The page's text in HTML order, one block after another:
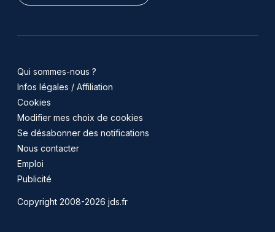
Qui sommes-nous ?
Infos légales / Affiliation
Cookies
Modifier mes choix de cookies
Se désabonner des notifications
Nous contacter
Emploi
Publicité
Copyright 2008-2026 jds.fr